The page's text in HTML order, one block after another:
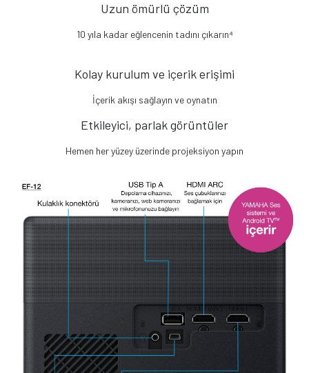
Uzun ömürlü çözüm
10 yıla kadar eğlencenin tadını çıkarın⁴
Kolay kurulum ve içerik erişimi
İçerik akışı sağlayın ve oynatın
Etkileyici, parlak görüntüler
Hemen her yüzey üzerinde projeksiyon yapın